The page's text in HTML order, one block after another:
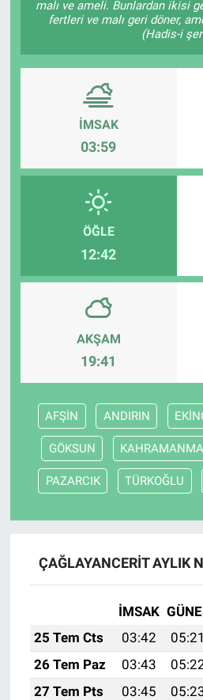
malı ve ameli. Bunlardan ikisi
fertleri ve malı geri döner,
(Hadis-i
İMSAK
03:59
ÖĞLE
12:42
AKŞAM
19:41
AFŞİN ANDIRIN
GÖKSUN
PAZARCIK TÜRKOĞLU
ÇAĞLAYANCERİT AYLIK
İMSAK
25 Tem Cts
03:42 05:21
26 Tem Paz
03:43
27 Tem Pts
03:45
EĞİTİM
MAGAZİN
ÖZEL HABER
HALK54 PANORAMA